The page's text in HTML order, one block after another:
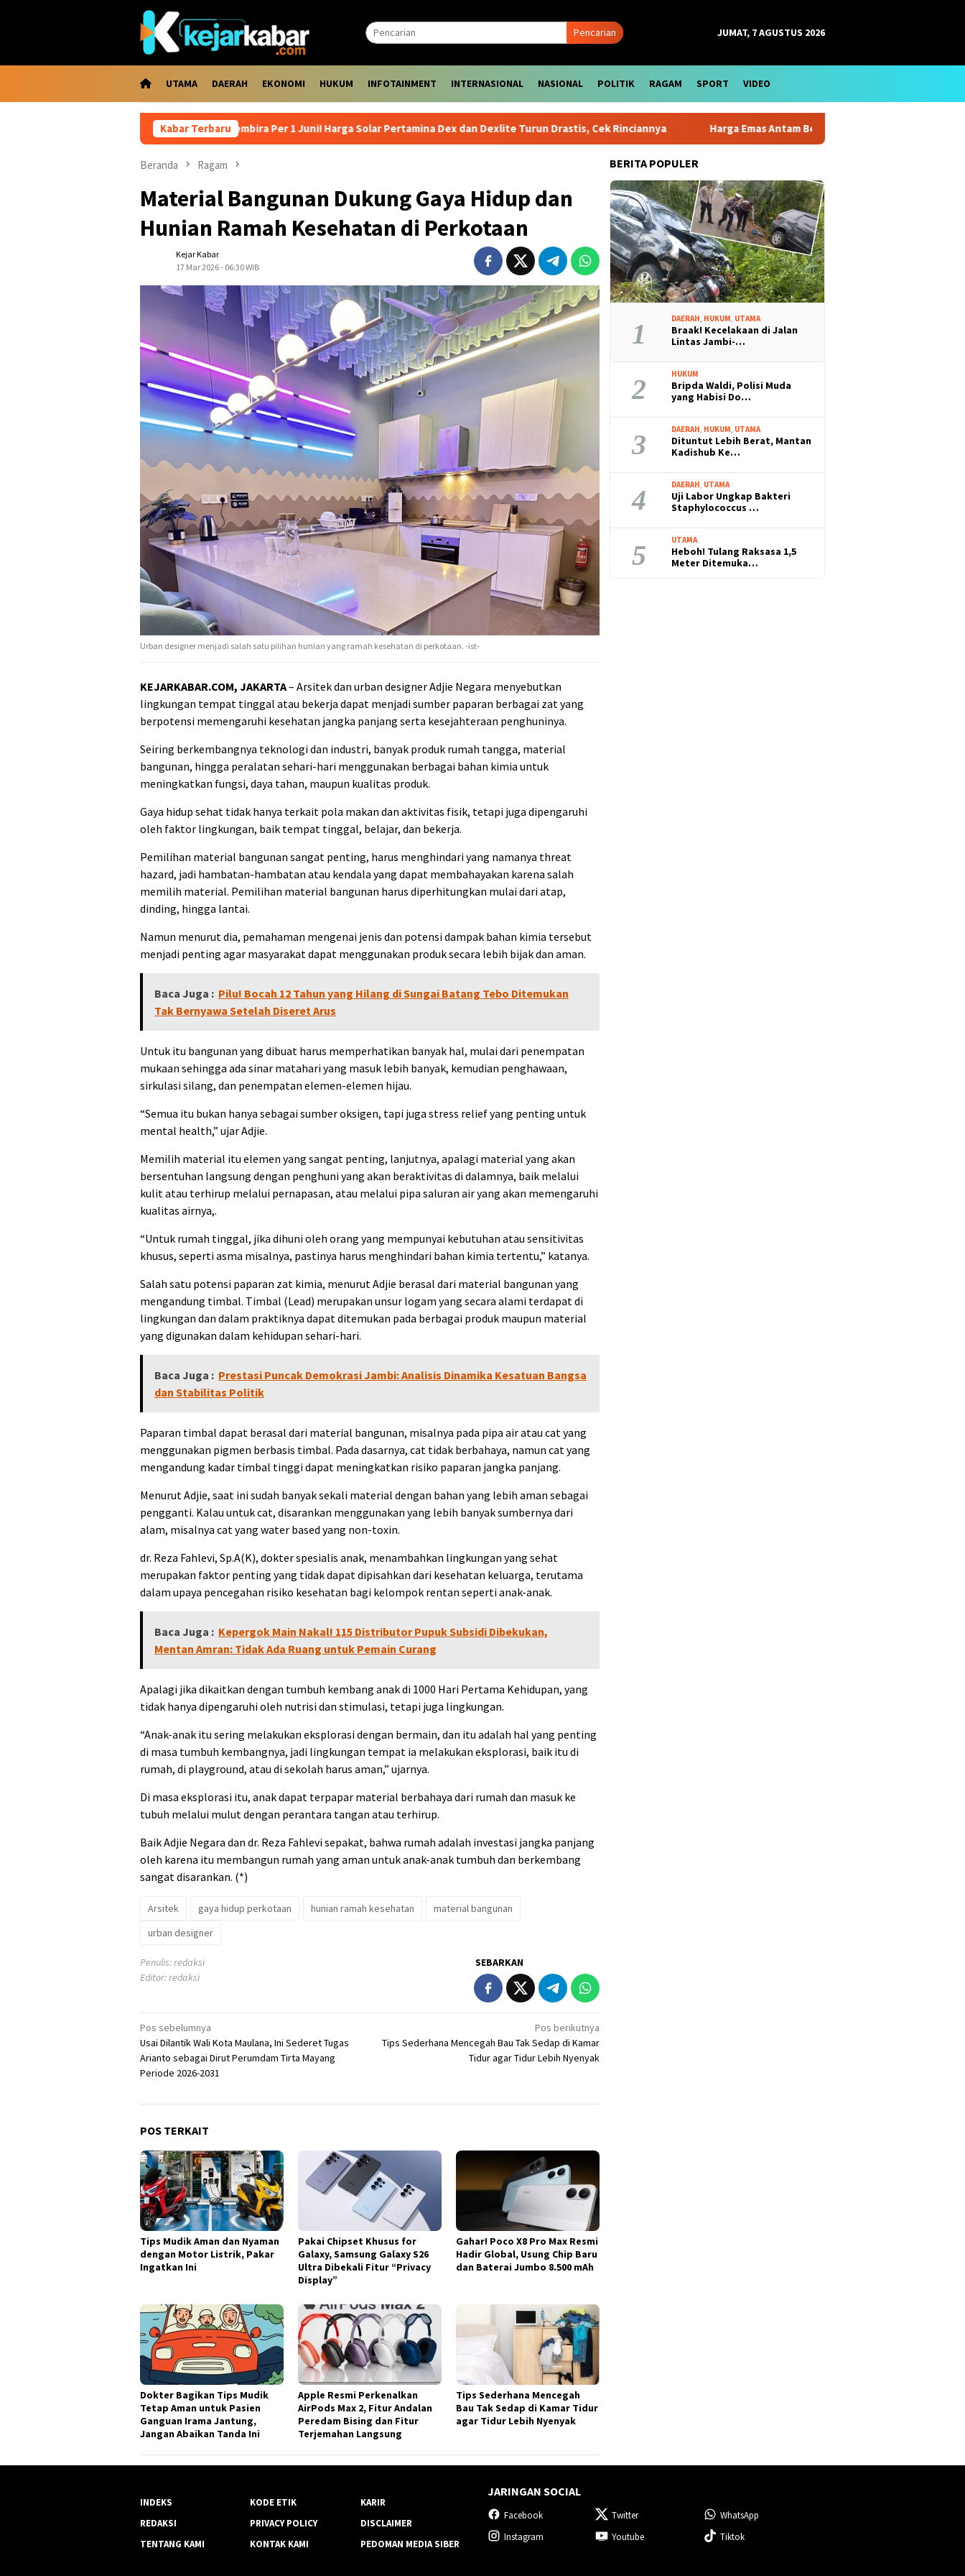
Pencarian JUMAT, 7 AGUSTUS 2026
UTAMA DAERAH EKONOMI HUKUM INFOTAINMENT INTERNASIONAL NASIONAL POLITIK RAGAM SPORT VIDEO
Kabar Terbaru
Kabar Gembira Per 1 Juni! Harga Solar Pertamina Dex dan Dexlite Turun Drastis, Cek Rinciannya Harga Emas Antam Bertahan di Level Rp2,799 Juta per Gram Sejak
Beranda Ragam
Material Bangunan Dukung Gaya Hidup dan
Hunian Ramah Kesehatan di Perkotaan
Kejar Kabar
17 Mar 2026 - 06:30 WIB
Urban designer menjadi salah satu pilihan hunian yang ramah kesehatan di perkotaan. -ist-
KEJARKABAR.COM, JAKARTA– Arsitek dan urban designer Adjie Negara menyebutkan
lingkungan tempat tinggal atau bekerja dapat menjadi sumber paparan berbagai zat yang
berpotensi memengaruhi kesehatan jangka panjang serta kesejahteraan penghuninya.
Seiring berkembangnya teknologi dan industri, banyak produk rumah tangga, material
bangunan, hingga peralatan sehari-hari menggunakan berbagai bahan kimia untuk
meningkatkan fungsi, daya tahan, maupun kualitas produk.
Gaya hidup sehat tidak hanya terkait pola makan dan aktivitas fisik, tetapi juga dipengaruhi
oleh faktor lingkungan, baik tempat tinggal, belajar, dan bekerja.
Pemilihan material bangunan sangat penting, harus menghindari yang namanya threat
hazard, jadi hambatan-hambatan atau kendala yang dapat membahayakan karena salah
memilih material. Pemilihan material bangunan harus diperhitungkan mulai dari atap,
dinding, hingga lantai.
Namun menurut dia, pemahaman mengenai jenis dan potensi dampak bahan kimia tersebut
menjadi penting agar masyarakat dapat menggunakan produk secara lebih bijak dan aman.
Baca Juga : Pilu! Bocah 12 Tahun yang Hilang di Sungai Batang Tebo Ditemukan
Tak Bernyawa Setelah Diseret Arus
Untuk itu bangunan yang dibuat harus memperhatikan banyak hal, mulai dari penempatan
mukaan sehingga ada sinar matahari yang masuk lebih banyak, kemudian penghawaan,
sirkulasi silang, dan penempatan elemen-elemen hijau.
“Semua itu bukan hanya sebagai sumber oksigen, tapi juga stress relief yang penting untuk
mental health,” ujar Adjie.
Memilih material itu elemen yang sangat penting, lanjutnya, apalagi material yang akan
bersentuhan langsung dengan penghuni yang akan beraktivitas di dalamnya, baik melalui
kulit atau terhirup melalui pernapasan, atau melalui pipa saluran air yang akan memengaruhi
kualitas airnya,.
“Untuk rumah tinggal, jika dihuni oleh orang yang mempunyai kebutuhan atau sensitivitas
khusus, seperti asma misalnya, pastinya harus menghindari bahan kimia tertentu,” katanya.
Salah satu potensi paparan zat kimia, menurut Adjie berasal dari material bangunan yang
mengandung timbal. Timbal (Lead) merupakan unsur logam yang secara alami terdapat di
lingkungan dan dalam praktiknya dapat ditemukan pada berbagai produk maupun material
yang digunakan dalam kehidupan sehari-hari.
Baca Juga : Prestasi Puncak Demokrasi Jambi: Analisis Dinamika Kesatuan Bangsa
dan Stabilitas Politik
Paparan timbal dapat berasal dari material bangunan, misalnya pada pipa air atau cat yang
menggunakan pigmen berbasis timbal. Pada dasarnya, cat tidak berbahaya, namun cat yang
mengandung kadar timbal tinggi dapat meningkatkan risiko paparan jangka panjang.
Menurut Adjie, saat ini sudah banyak sekali material dengan bahan yang lebih aman sebagai
pengganti. Kalau untuk cat, disarankan menggunakan yang lebih banyak sumbernya dari
alam, misalnya cat yang water based yang non-toxin.
dr. Reza Fahlevi, Sp.A(K), dokter spesialis anak, menambahkan lingkungan yang sehat
merupakan faktor penting yang tidak dapat dipisahkan dari kesehatan keluarga, terutama
dalam upaya pencegahan risiko kesehatan bagi kelompok rentan seperti anak-anak.
Baca Juga : Kepergok Main Nakal! 115 Distributor Pupuk Subsidi Dibekukan,
Mentan Amran: Tidak Ada Ruang untuk Pemain Curang
Apalagi jika dikaitkan dengan tumbuh kembang anak di 1000 Hari Pertama Kehidupan, yang
tidak hanya dipengaruhi oleh nutrisi dan stimulasi, tetapi juga lingkungan.
“Anak-anak itu sering melakukan eksplorasi dengan bermain, dan itu adalah hal yang penting
di masa tumbuh kembangnya, jadi lingkungan tempat ia melakukan eksplorasi, baik itu di
rumah, di playground, atau di sekolah harus aman,” ujarnya.
Di masa eksplorasi itu, anak dapat terpapar material berbahaya dari rumah dan masuk ke
tubuh melalui mulut dengan perantara tangan atau terhirup.
Baik Adjie Negara dan dr. Reza Fahlevi sepakat, bahwa rumah adalah investasi jangka panjang
oleh karena itu membangun rumah yang aman untuk anak-anak tumbuh dan berkembang
sangat disarankan. (*)
Arsitek gaya hidup perkotaan hunian ramah kesehatan
material bangunan
urban designer
Penulis: redaksi
Editor: redaksi
SEBARKAN
Navigasi
pos
Pos sebelumnya
Usai Dilantik Wali Kota Maulana, Ini Sederet Tugas
Arianto sebagai Dirut Perumdam Tirta Mayang
Periode 2026-2031
Pos berikutnya
Tips Sederhana Mencegah Bau Tak Sedap di Kamar
Tidur agar Tidur Lebih Nyenyak
POS TERKAIT
Tips Mudik Aman dan Nyaman
dengan Motor Listrik, Pakar
Ingatkan Ini
Pakai Chipset Khusus for
Galaxy, Samsung Galaxy S26
Ultra Dibekali Fitur “Privacy
Display”
Gahar! Poco X8 Pro Max Resmi
Hadir Global, Usung Chip Baru
dan Baterai Jumbo 8.500 mAh
Dokter Bagikan Tips Mudik
Tetap Aman untuk Pasien
Ganguan Irama Jantung,
Jangan Abaikan Tanda Ini
Apple Resmi Perkenalkan
AirPods Max 2, Fitur Andalan
Peredam Bising dan Fitur
Terjemahan Langsung
Tips Sederhana Mencegah
Bau Tak Sedap di Kamar Tidur
agar Tidur Lebih Nyenyak
BERITA POPULER
1 DAERAH HUKUM UTAMA
Braak! Kecelakaan di Jalan
Lintas Jambi-…
2 HUKUM
Bripda Waldi, Polisi Muda
yang Habisi Do…
3 DAERAH HUKUM UTAMA
Dituntut Lebih Berat, Mantan
Kadishub Ke…
4 DAERAH UTAMA
Uji Labor Ungkap Bakteri
Staphylococcus …
5 UTAMA
Heboh! Tulang Raksasa 1,5
Meter Ditemuka…
INDEKS KODE ETIK
KARIR
REDAKSI
PRIVACY POLICY
DISCLAIMER
TENTANG KAMI
KONTAK KAMI PEDOMAN MEDIA SIBER
JARINGAN SOCIAL
Facebook Twitter
WhatsApp
Instagram
Youtube Tiktok